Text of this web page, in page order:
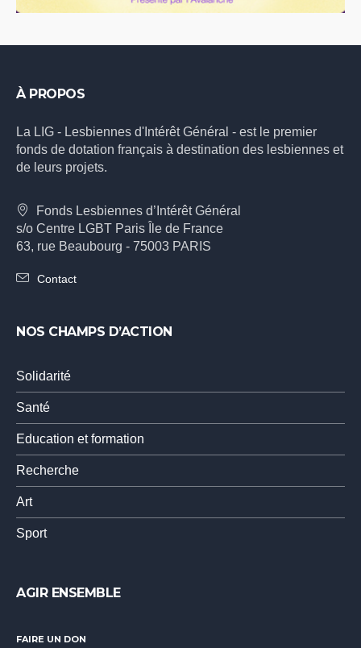
À PROPOS
La LIG - Lesbiennes d'Intérêt Général - est le premier
fonds de dotation français à destination des lesbiennes et
de leurs projets.
Fonds Lesbiennes d’Intérêt Général
s/o Centre LGBT Paris Île de France
63, rue Beaubourg - 75003 PARIS
Contact
NOS CHAMPS D’ACTION
Solidarité
Santé
Education et formation
Recherche
Art
Sport
AGIR ENSEMBLE
FAIRE UN DON